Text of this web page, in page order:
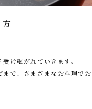
け継がれていきます。
で、さまざまなお料理でお